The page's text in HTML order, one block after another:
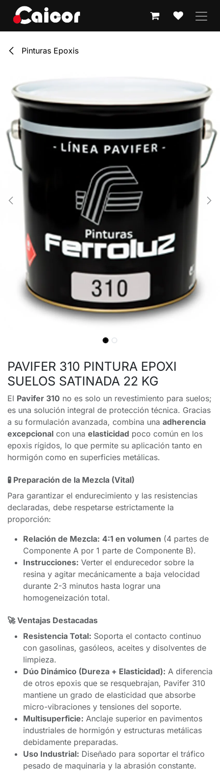
Pinturas Epoxis
PAVIFER 310 PINTURA EPOXI
SUELOS SATINADA 22 KG
El Pavifer 310 no es solo un revestimiento para suelos;
es una solución integral de protección técnica. Gracias
a su formulación avanzada, combina una adherencia
excepcional con una elasticidad poco común en los
epoxis rígidos, lo que permite su aplicación tanto en
hormigón como en superficies metálicas.
🧪 Preparación de la Mezcla (Vital)
Para garantizar el endurecimiento y las resistencias
declaradas, debe respetarse estrictamente la
proporción:
Relación de Mezcla: 4:1 en volumen (4 partes de
Componente A por 1 parte de Componente B).
Instrucciones: Verter el endurecedor sobre la
resina y agitar mecánicamente a baja velocidad
durante 2-3 minutos hasta lograr una
homogeneización total.
🚀 Ventajas Destacadas
Resistencia Total: Soporta el contacto continuo
con gasolinas, gasóleos, aceites y disolventes de
limpieza.
Dúo Dinámico (Dureza + Elasticidad): A diferencia
de otros epoxis que se resquebrajan, Pavifer 310
mantiene un grado de elasticidad que absorbe
micro-vibraciones y tensiones del soporte.
Multisuperficie: Anclaje superior en pavimentos
industriales de hormigón y estructuras metálicas
debidamente preparadas.
Uso Industrial: Diseñado para soportar el tráfico
pesado de maquinaria y la abrasión constante.